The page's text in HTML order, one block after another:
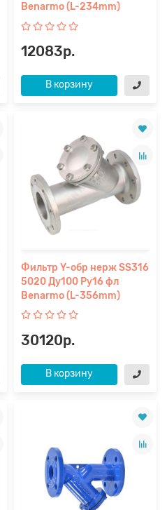
Benarmo (L-234mm)
12083р.
В корзину
Фильтр Y-обр нерж SS316
5020 Ду100 Ру16 фл
Benarmo (L-356mm)
30120р.
В корзину